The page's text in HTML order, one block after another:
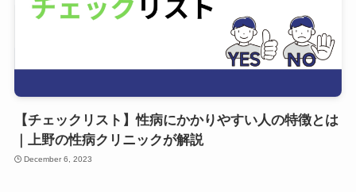
【チェックリスト】性病にかかりやすい人の特徴とは
｜上野の性病クリニックが解説
December 6, 2023